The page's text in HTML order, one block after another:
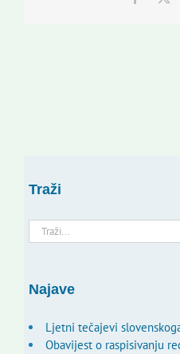
Traži
Traži...
Najave
Ljetni tečajevi
Obavijest o raspisivanju